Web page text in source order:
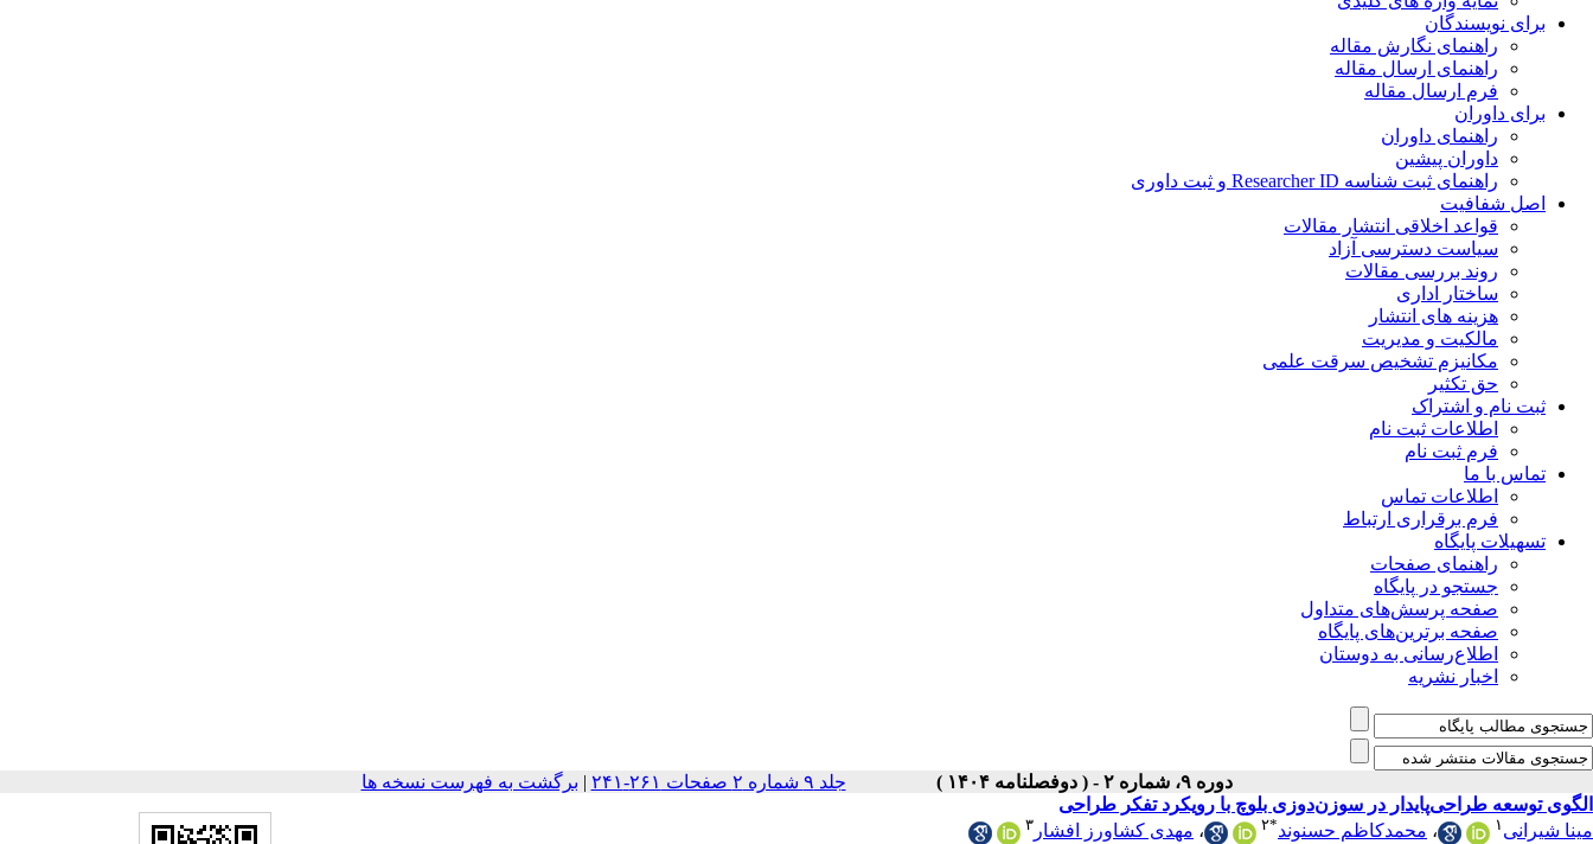
برای نویسندگان
راهنمای نگارش مقاله
راهنمای ارسال مقاله
فرم ارسال مقاله
برای داوران
راهنمای داوران
داوران پیشین
راهنمای ثبت شناسه Researcher ID و ثبت داوری
اصل شفافیت
قواعد اخلاقی انتشار مقالات
سیاست دسترسی آزاد
روند بررسی مقالات
ساختار اداری
هزینه های انتشار
مالکیت و مدیریت
ﻣﮑﺎﻧﯿﺰم ﺗﺸﺨﯿﺺ ﺳﺮﻗﺖ ﻋﻠﻤﯽ
حق تکثیر
ثبت نام و اشتراک
اطلاعات ثبت نام
فرم ثبت نام
تماس با ما
اطلاعات تماس
فرم برقراری ارتباط
تسهیلات پایگاه
راهنمای صفحات
جستجو در پایگاه
صفحه پرسش‌های متداول
صفحه برترین‌های پایگاه
اطلاع‌رسانی به دوستان
اخبار نشریه
دوره ۹، شماره ۲ - ( دوفصلنامه ۱۴۰۴ ) جلد ۹ شماره ۲ صفحات ۲۶۱-۲۴۱ | برگشت به فهرست نسخه ها
الگوی توسعه طراحی‌پایدار در سوزن‌دوزی بلوچ با رویکرد تفکر‌ طراحی
مینا شیرانی ۱ ، محمدکاظم حسنوند*۲ ، مهدی کشاورز افشار ۳